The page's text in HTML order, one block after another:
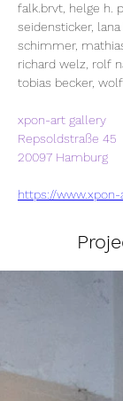
falk.brvt, helge h.
seidensticker,
schimmer,
richard welz, rolf
tobias becker,
xpon-art gallery
Repsoldstraße 45
20097 Hamburg
https://www.xpon-